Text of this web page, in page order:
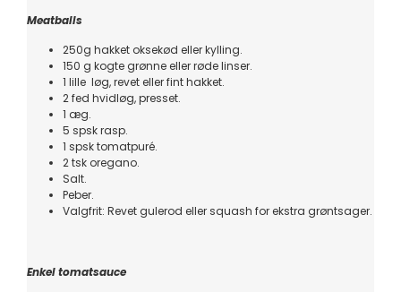
Meatballs
250g hakket oksekød eller kylling.
150 g kogte grønne eller røde linser.
1 lille løg, revet eller fint hakket.
2 fed hvidløg, presset.
1 æg.
5 spsk rasp.
1 spsk tomatpuré.
2 tsk oregano.
Salt.
Peber.
Valgfrit: Revet gulerod eller squash for ekstra grøntsager.
Enkel tomatsauce